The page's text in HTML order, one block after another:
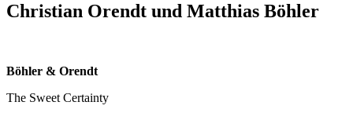
Christian Orendt und Matthias Böhler
Böhler & Orendt
The Sweet Certainty